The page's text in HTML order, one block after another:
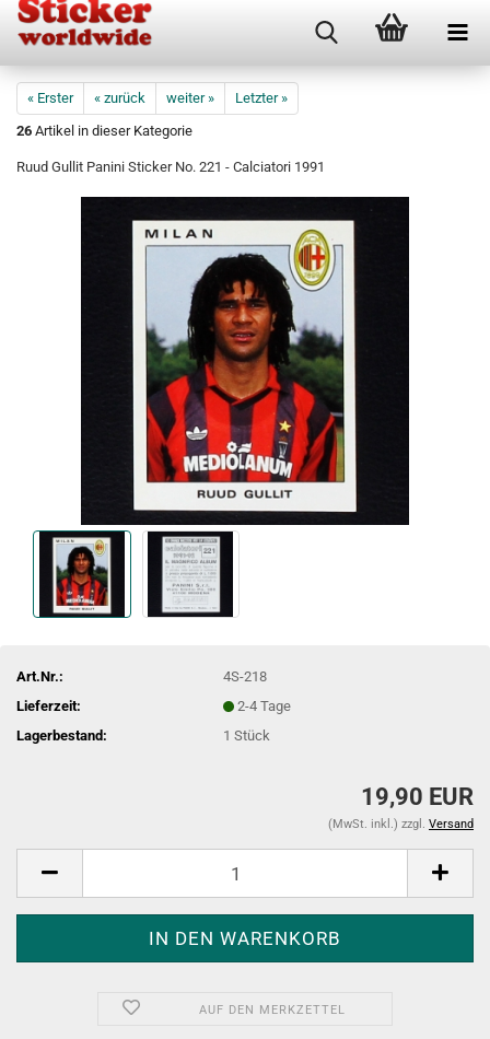
« Erster « zurück weiter »
Letzter »
26 Artikel in dieser Kategorie
Ruud Gullit Panini Sticker No. 221 - Calciatori 1991
Art.Nr.:
4S-218
Lieferzeit:
2-4 Tage
Lagerbestand:
1Stück
19,90 EUR
(MwSt. inkl.) zzgl. Versand
AUF DEN MERKZETTEL